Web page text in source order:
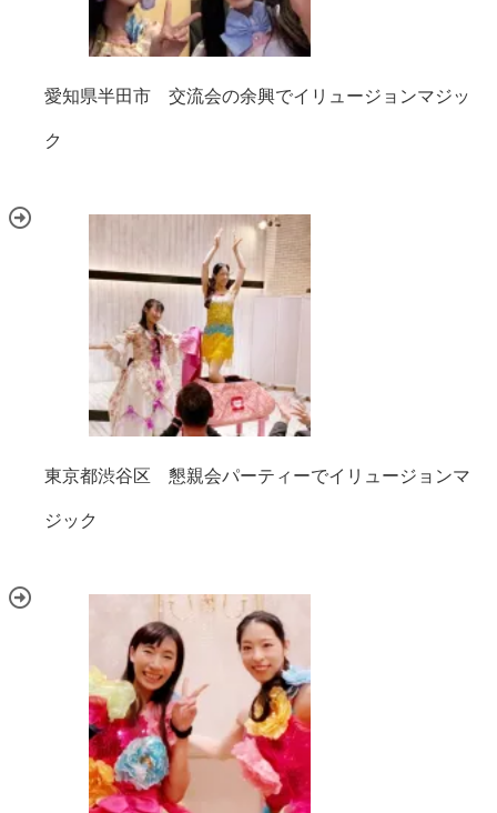
愛知県半田市 交流会の余興でイリュージョンマジッ
ク
東京都渋谷区 懇親会パーティーでイリュージョンマ
ジック